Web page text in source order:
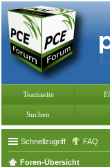
Teamseite
Suchen
Schnellzugriff FAQ
Foren-Übersicht